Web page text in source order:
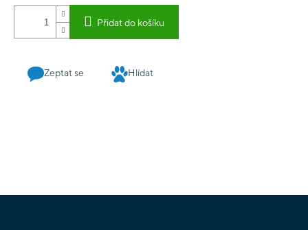
Přidat do košíku
Zeptat se Hlídat